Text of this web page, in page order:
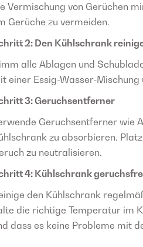
Vermischung von Gerüchen
Gerüche zu vermeiden.
2: Den Kühlschrank
alle Ablagen und
einer Essig-Wasser-
3: Geruchsentferner
Geruchsentferner wie
zu absorbieren.
zu neutralisieren.
4: Kühlschrank
den Kühlschrank
die richtige Temperatur im
dass es keine Probleme mit